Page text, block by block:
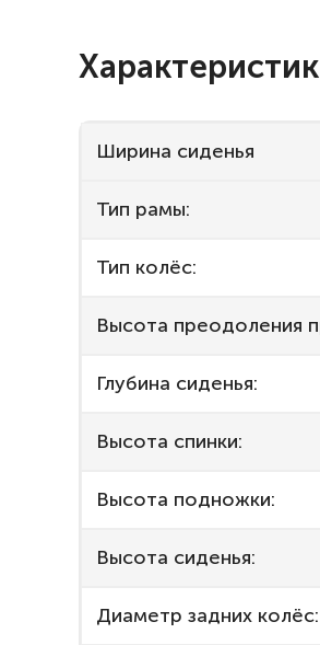
Ширина сиденья
Тип рамы:
Тип колёс:
Высота преодоления
Глубина сиденья:
Высота спинки:
Высота подножки:
Высота сиденья:
Диаметр задних колёс: